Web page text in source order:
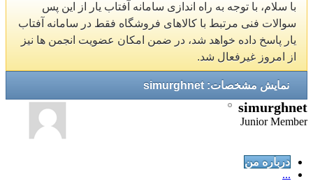
با سلام، با توجه به راه اندازی سامانه آفتاب یار از این پس
سوالات فنی مرتبط با کالاهای فروشگاه فقط در سامانه آفتاب
یار پاسخ داده خواهد شد، در ضمن امکان عضویت انجمن ها نیز
از امروز غیرفعال شد.
نمایش مشخصات: simurghnet
simurghnet
Junior Member
درباره من
...